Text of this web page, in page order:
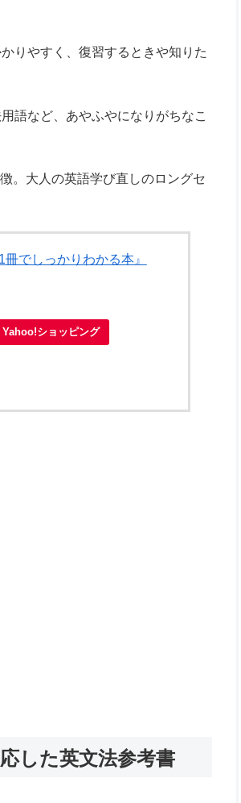
りやすく、復習するときや知りた
語など、あやふやになりがちなこ
。大人の英語学び直しのロングセ
でしっかりわかる本』
Yahoo!ショッピング
した英文法参考書